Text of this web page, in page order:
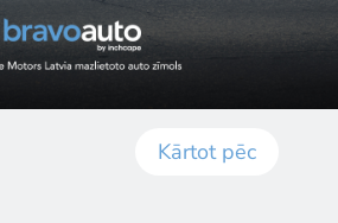
Kārtot pēc